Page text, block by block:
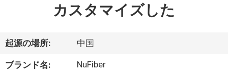
ク
ト
カスタマイズした
起源の場所: 中国
ブランド名: NuFiber